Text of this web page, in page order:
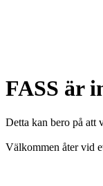
FASS är
Detta kan bero på att
Välkommen åter vid